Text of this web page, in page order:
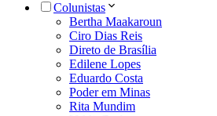
Colunistas
Bertha Maakaroun
Ciro Dias Reis
Direto de Brasília
Edilene Lopes
Eduardo Costa
Poder em Minas
Rita Mundim